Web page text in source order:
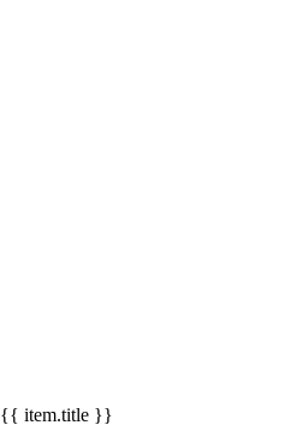
{{ item.title }}